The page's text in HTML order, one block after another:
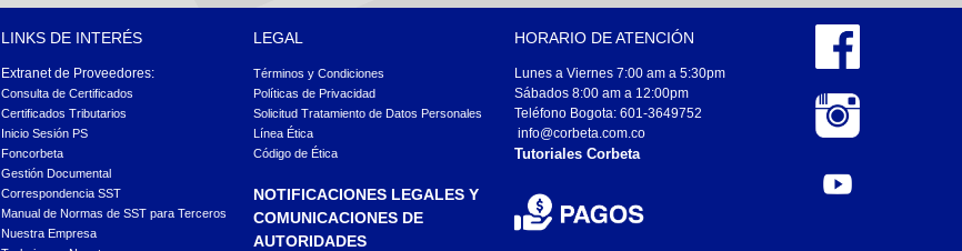
LINKS DE INTERÉS
Extranet de Proveedores:
Consulta de Certificados
Certificados Tributarios
Inicio Sesión PS
Foncorbeta
Gestión Documental
Correspondencia SST
Manual de Normas de SST para Terceros
Nuestra Empresa
LEGAL
Términos y Condiciones
Políticas de Privacidad
Solicitud Tratamiento de Datos Personales
Línea Ética
Código de Ética
NOTIFICACIONES LEGALES Y
COMUNICACIONES DE
AUTORIDADES
HORARIO DE ATENCIÓN
Lunes a Viernes 7:00 am a 5:30pm
Sábados 8:00 am a 12:00pm
Teléfono Bogota: 601-3649752
info@corbeta.com.co
Tutoriales Corbeta